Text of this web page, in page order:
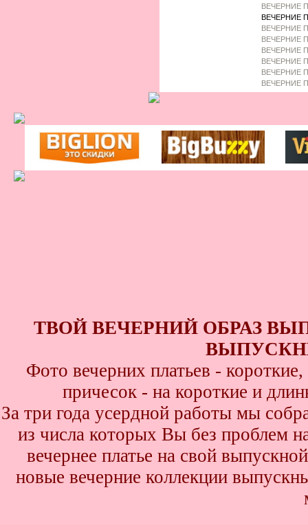
ВЕЧЕРНИЕ
ВЕЧЕРНИЕ
ВЕЧЕРНИЕ
ВЕЧЕРНИЕ
ВЕЧЕРНИЕ
ВЕЧЕРНИЕ
ВЕЧЕРНИЕ
ВЕЧЕРНИЕ
ТВОЙ ВЕЧЕРНИЙ ОБРАЗ
Фото вечерних платьев -
причесок - на короткие и
За три года усердной работы мы
из числа которых Вы без проблем
вечернее платье на свой
новые вечерние коллекции